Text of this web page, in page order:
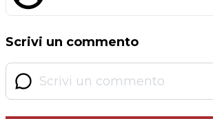
Scrivi un commento